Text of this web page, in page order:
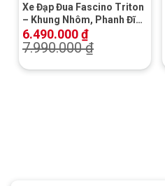
Xe Đạp Đua Fascino Triton
– Khung Nhôm, Phanh Đĩa
Cơ
6.490.000₫
7.990.000₫